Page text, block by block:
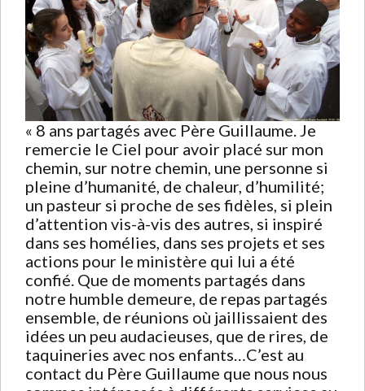
« 8 ans partagés avec Père Guillaume. Je
remercie le Ciel pour avoir placé sur mon
chemin, sur notre chemin, une personne si
pleine d’humanité, de chaleur, d’humilité;
un pasteur si proche de ses fidèles, si plein
d’attention vis-à-vis des autres, si inspiré
dans ses homélies, dans ses projets et ses
actions pour le ministère qui lui a été
confié. Que de moments partagés dans
notre humble demeure, de repas partagés
ensemble, de réunions où jaillissaient des
idées un peu audacieuses, que de rires, de
taquineries avec nos enfants…C’est au
contact du Père Guillaume que nous nous